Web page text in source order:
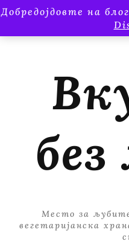
Добредојдовте на
без
Место за
вегетаријанска